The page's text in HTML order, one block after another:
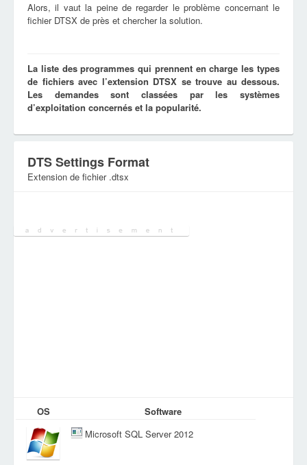
Alors, il vaut la peine de regarder le problème concernant le
fichier DTSX de près et chercher la solution.
La liste des programmes qui prennent en charge les types
de fichiers avec l’extension DTSX se trouve au dessous.
Les demandes sont classées par les systèmes
d’exploitation concernés et la popularité.
DTS Settings Format
Extension de fichier .dtsx
OS
Software
Microsoft SQL Server 2012